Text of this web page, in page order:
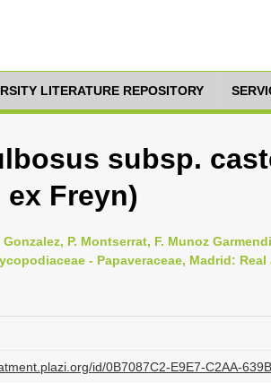
LITERATURE REPOSITORY
subsp.
Freyn)
P. Montserrat, F. Munoz
- Papaveraceae, Madrid:
id/0B7087C2-E9E7-C2AA-